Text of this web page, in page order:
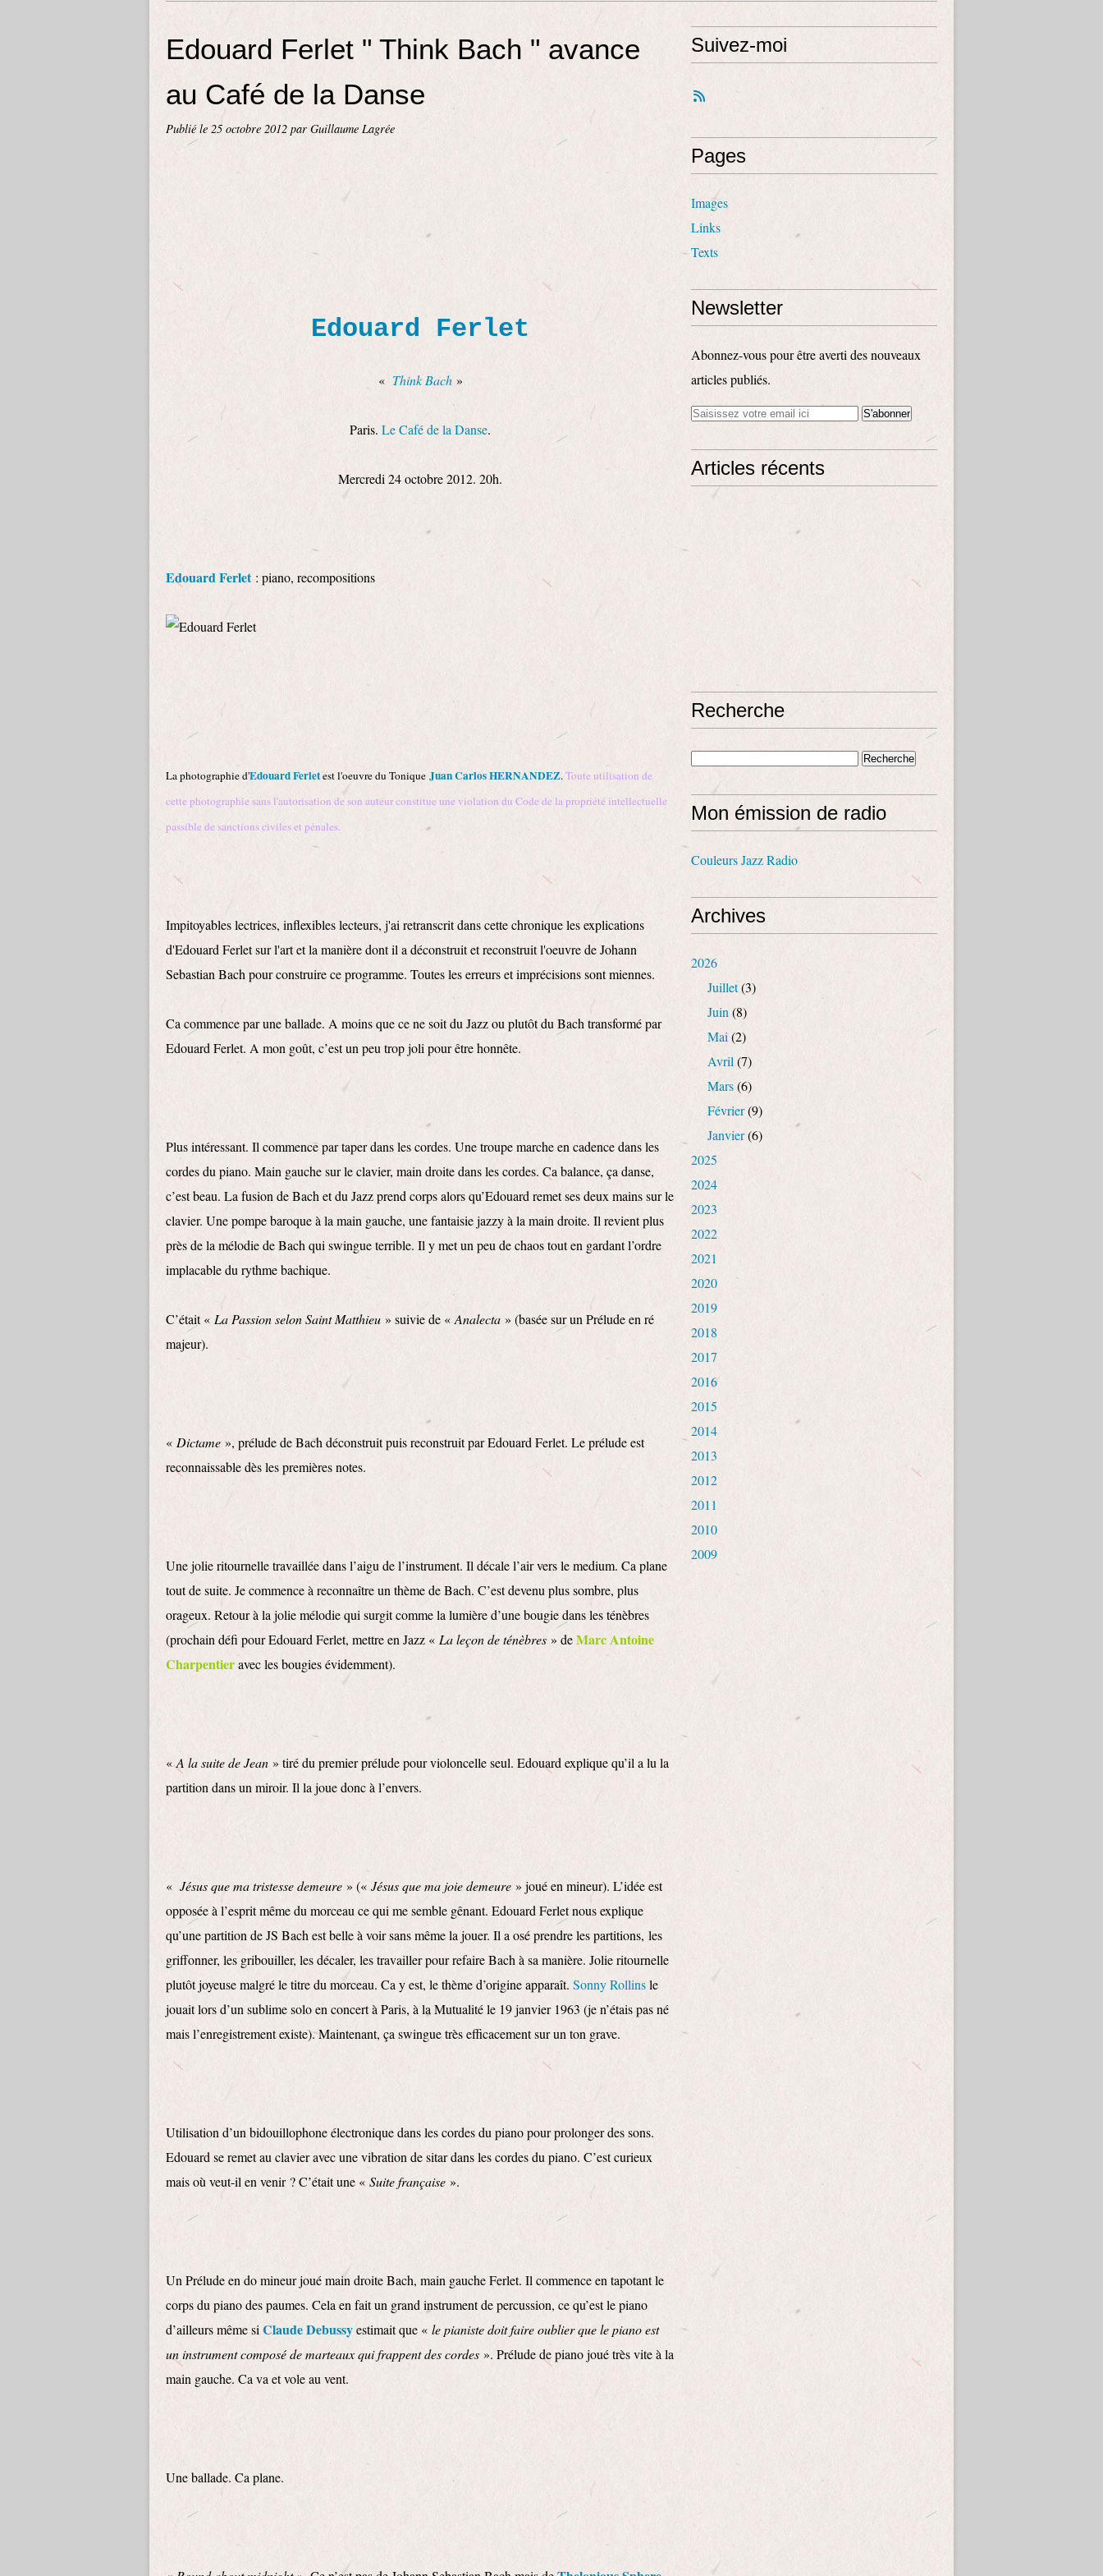
Edouard Ferlet " Think Bach " avance
au Café de la Danse
Publié le 25 octobre 2012 par Guillaume Lagrée
Edouard Ferlet
« Think Bach»
Paris. Le Café de la Danse.
Mercredi 24 octobre 2012. 20h.
Edouard Ferlet: piano, recompositions
La photographie d'Edouard Ferletest l'oeuvre du Tonique Juan Carlos HERNANDEZ.Toute utilisation de
cette photographie sans l'autorisation de son auteur constitue une violation du Code de la propriété intellectuelle
passible de sanctions civiles et pénales.
Impitoyables lectrices, inflexibles lecteurs, j'ai retranscrit dans cette chronique les explications
d'Edouard Ferlet sur l'art et la manière dont il a déconstruit et reconstruit l'oeuvre de Johann
Sebastian Bach pour construire ce programme. Toutes les erreurs et imprécisions sont miennes.
Ca commence par une ballade. A moins que ce ne soit du Jazz ou plutôt du Bach transformé par
Edouard Ferlet. A mon goût, c’est un peu trop joli pour être honnête.
Plus intéressant. Il commence par taper dans les cordes. Une troupe marche en cadence dans les
cordes du piano. Main gauche sur le clavier, main droite dans les cordes. Ca balance, ça danse,
c’est beau. La fusion de Bach et du Jazz prend corps alors qu’Edouard remet ses deux mains sur le
clavier. Une pompe baroque à la main gauche, une fantaisie jazzy à la main droite. Il revient plus
près de la mélodie de Bach qui swingue terrible. Il y met un peu de chaos tout en gardant l’ordre
implacable du rythme bachique.
C’était « La Passion selon Saint Matthieu » suivie de « Analecta » (basée sur un Prélude en ré
majeur).
« Dictame », prélude de Bach déconstruit puis reconstruit par Edouard Ferlet. Le prélude est
reconnaissable dès les premières notes.
Une jolie ritournelle travaillée dans l’aigu de l’instrument. Il décale l’air vers le medium. Ca plane
tout de suite. Je commence à reconnaître un thème de Bach. C’est devenu plus sombre, plus
orageux. Retour à la jolie mélodie qui surgit comme la lumière d’une bougie dans les ténèbres
(prochain défi pour Edouard Ferlet, mettre en Jazz « La leçon de ténèbres » deMarc Antoine
Charpentieravec les bougies évidemment).
«A la suite de Jean » tiré du premier prélude pour violoncelle seul. Edouard explique qu’il a lu la
partition dans un miroir. Il la joue donc à l’envers.
« Jésus que ma tristesse demeure » (« Jésus que ma joie demeure » joué en mineur). L’idée est
opposée à l’esprit même du morceau ce qui me semble gênant. Edouard Ferlet nous explique
qu’une partition de JS Bach est belle à voir sans même la jouer. Il a osé prendre les partitions, les
griffonner, les gribouiller, les décaler, les travailler pour refaire Bach à sa manière. Jolie ritournelle
plutôt joyeuse malgré le titre du morceau. Ca y est, le thème d’origine apparaît. Sonny Rollinsle
jouait lors d’un sublime solo en concert à Paris, à la Mutualité le 19 janvier 1963 (je n’étais pas né
mais l’enregistrement existe). Maintenant, ça swingue très efficacement sur un ton grave.
Utilisation d’un bidouillophone électronique dans les cordes du piano pour prolonger des sons.
Edouard se remet au clavier avec une vibration de sitar dans les cordes du piano. C’est curieux
mais où veut-il en venir ? C’était une « Suite française ».
Un Prélude en do mineur joué main droite Bach, main gauche Ferlet. Il commence en tapotant le
corps du piano des paumes. Cela en fait un grand instrument de percussion, ce qu’est le piano
d’ailleurs même si Claude Debussyestimait que « le pianiste doit faire oublier que le piano est
un instrument composé de marteaux qui frappent des cordes ». Prélude de piano joué très vite à la
main gauche. Ca va et vole au vent.
Une ballade. Ca plane.
Suivez-moi
Pages
Images
Links
Texts
Newsletter
Abonnez-vous pour être averti des nouveaux
articles publiés.
Articles récents
Recherche
Mon émission de radio
Couleurs Jazz Radio
Archives
2026
Juillet(3)
Juin (8)
Mai (2)
Avril (7)
Mars(6)
Février(9)
Janvier(6)
2025
2024
2023
2022
2021
2020
2019
2018
2017
2016
2015
2014
2013
2012
2011
2010
2009